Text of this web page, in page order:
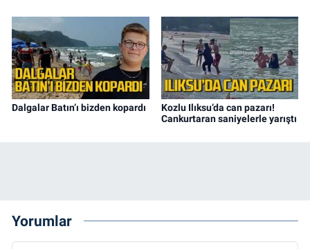
Dalgalar Batın’ı bizden kopardı
Kozlu Ilıksu’da can pazarı!
Cankurtaran saniyelerle yarıştı
Yorumlar